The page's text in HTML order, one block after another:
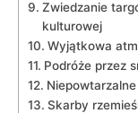
Zwiedzanie
kulturowej
Wyjątkowa
Podróże przez
Skarby​